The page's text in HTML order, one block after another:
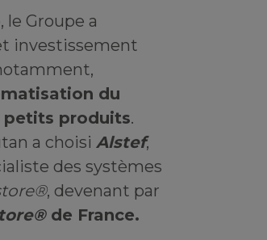
le Groupe a
investissement
du
petits produits.
a choisi Alstef,
des systèmes
, devenant par
de France.